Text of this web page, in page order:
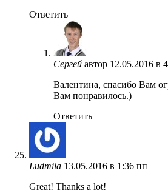
Ответить
Сергей автор 12.05.2016 в
Валентина, спасибо Вам
Вам понравилось.)
Ответить
Ludmila 13.05.2016 в 1:36 пп
Great! Thanks a lot!